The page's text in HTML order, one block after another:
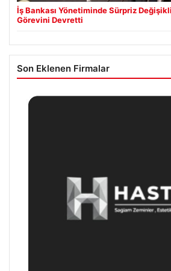
İş Bankası Yönetiminde Sürpriz
Görevini Devretti
Son Eklenen Firmalar